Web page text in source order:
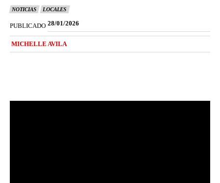
NOTICIAS LOCALES
PUBLICADO 28/01/2026
MICHELLE AVILA